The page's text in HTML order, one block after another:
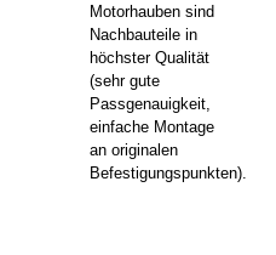
Motorhauben sind
Nachbauteile in
höchster Qualität
(sehr gute
Passgenauigkeit,
einfache Montage
an originalen
Befestigungspunkten).